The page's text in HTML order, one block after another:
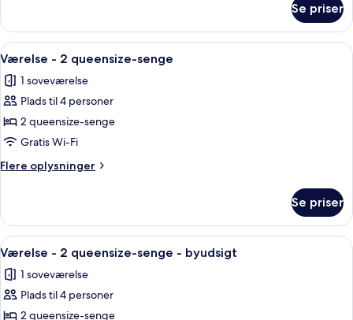
brusekabine
med
kørestolsadgang
(Transfer
Shower)
-
kingsize-
brusekabine
kørestolsadgang
(Transfer
Se priser
Indlæs
alle
billeder
af
Værelse
-
2
queensize-
Et hotelværelse med to senge, et
6
Værelse - 2 queensize-senge
1 soveværelse
Plads til 4 personer
2 queensize-senge
Gratis Wi-Fi
Flere oplysninger
Flere
-
queensize-
Se priser
Indlæs
alle
billeder
af
Et hotelværelse med to senge, et
6
Værelse - 2 queensize-senge - byudsigt
1 soveværelse
Plads til 4 personer
2 queensize-senge